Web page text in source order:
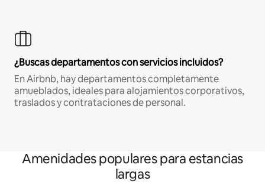
¿Buscas departamentos con servicios incluidos?
En Airbnb, hay departamentos completamente
amueblados, ideales para alojamientos corporativos,
traslados y contrataciones de personal.
Amenidades populares para estancias
largas